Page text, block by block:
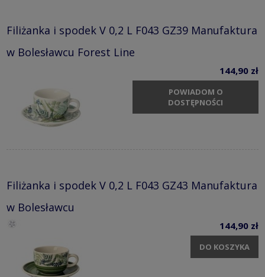
Filiżanka i spodek V 0,2 L F043 GZ39 Manufaktura
w Bolesławcu Forest Line
144,90 zł
POWIADOM O
DOSTĘPNOŚCI
Filiżanka i spodek V 0,2 L F043 GZ43 Manufaktura
w Bolesławcu
144,90 zł
DO KOSZYKA